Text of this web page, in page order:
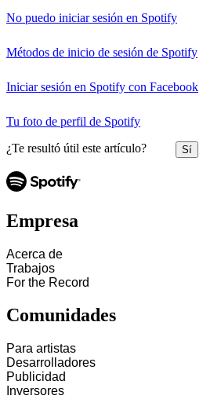
No puedo iniciar sesión en Spotify
Métodos de inicio de sesión de Spotify
Iniciar sesión en Spotify con Facebook
Tu foto de perfil de Spotify
¿Te resultó útil este artículo? Sí
Empresa
Acerca de
Trabajos
For the Record
Comunidades
Para artistas
Desarrolladores
Publicidad
Inversores